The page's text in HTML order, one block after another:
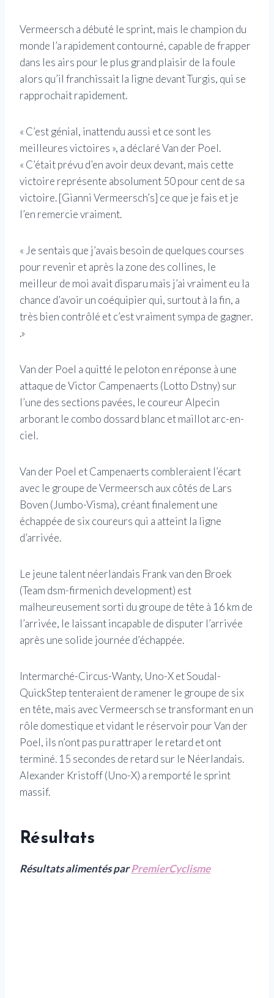
Vermeersch a débuté le sprint, mais le champion du
monde l’a rapidement contourné, capable de frapper
dans les airs pour le plus grand plaisir de la foule
alors qu’il franchissait la ligne devant Turgis, qui se
rapprochait rapidement.
« C’est génial, inattendu aussi et ce sont les
meilleures victoires », a déclaré Van der Poel.
« C’était prévu d’en avoir deux devant, mais cette
victoire représente absolument 50 pour cent de sa
victoire. [Gianni Vermeersch’s] ce que je fais et je
l’en remercie vraiment.
« Je sentais que j’avais besoin de quelques courses
pour revenir et après la zone des collines, le
meilleur de moi avait disparu mais j’ai vraiment eu la
chance d’avoir un coéquipier qui, surtout à la fin, a
très bien contrôlé et c’est vraiment sympa de gagner.
.»
Van der Poel a quitté le peloton en réponse à une
attaque de Victor Campenaerts (Lotto Dstny) sur
l’une des sections pavées, le coureur Alpecin
arborant le combo dossard blanc et maillot arc-en-
ciel.
Van der Poel et Campenaerts combleraient l’écart
avec le groupe de Vermeersch aux côtés de Lars
Boven (Jumbo-Visma), créant finalement une
échappée de six coureurs qui a atteint la ligne
d’arrivée.
Le jeune talent néerlandais Frank van den Broek
(Team dsm-firmenich development) est
malheureusement sorti du groupe de tête à 16 km de
l’arrivée, le laissant incapable de disputer l’arrivée
après une solide journée d’échappée.
Intermarché-Circus-Wanty, Uno-X et Soudal-
QuickStep tenteraient de ramener le groupe de six
en tête, mais avec Vermeersch se transformant en un
rôle domestique et vidant le réservoir pour Van der
Poel, ils n’ont pas pu rattraper le retard et ont
terminé. 15 secondes de retard sur le Néerlandais.
Alexander Kristoff (Uno-X) a remporté le sprint
massif.
Résultats
Résultats alimentés parPremierCyclisme